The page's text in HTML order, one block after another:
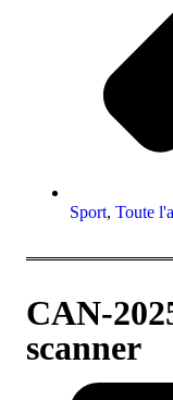
Sport, Toute
CAN-
scanner